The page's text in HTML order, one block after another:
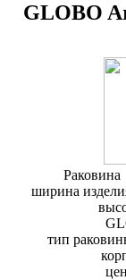
GLOBO
Раковина
ширина
тип